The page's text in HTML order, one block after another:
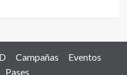
Campañas
Eventos
Pases